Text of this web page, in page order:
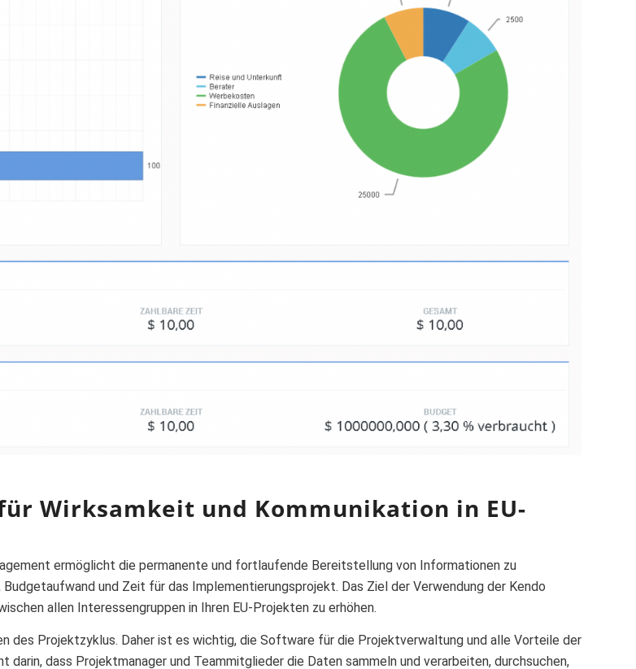
Wirksamkeit und Kommunikation in EU-
ermöglicht die permanente und fortlaufende Bereitstellung von Informationen zu
und Zeit für das Implementierungsprojekt. Das Ziel der Verwendung der Kendo
allen Interessengruppen in Ihren EU-Projekten zu erhöhen.
des Projektzyklus. Daher ist es wichtig, die Software für die Projektverwaltung und alle Vorteile der
dass Projektmanager und Teammitglieder die Daten sammeln und verarbeiten, durchsuchen,